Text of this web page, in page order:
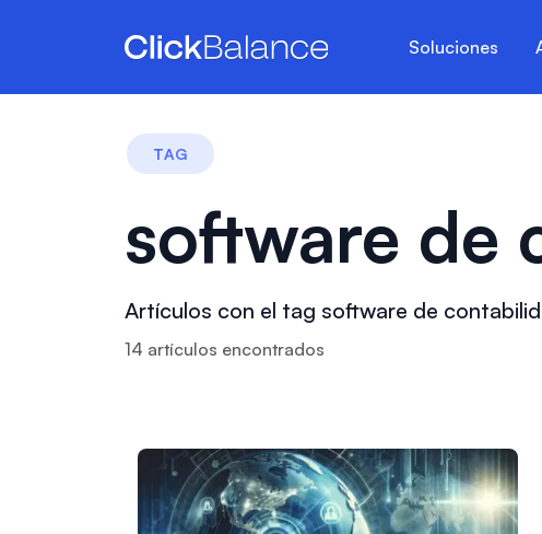
Soluciones
TAG
software de
Artículos con el tag software de
14 artículos encontrados